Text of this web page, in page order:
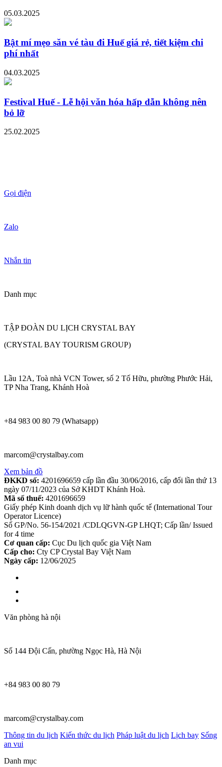
05.03.2025
Bật mí mẹo săn vé tàu đi Huế giá rẻ, tiết kiệm chi
phí nhất
04.03.2025
Festival Huế - Lễ hội văn hóa hấp dẫn không nên
bỏ lỡ
25.02.2025
Gọi điện
Zalo
Nhắn tin
Danh mục
TẬP ĐOÀN DU LỊCH CRYSTAL BAY
(CRYSTAL BAY TOURISM GROUP)
Lầu 12A, Toà nhà VCN Tower, số 2 Tố Hữu, phường Phước Hải,
TP Nha Trang, Khánh Hoà
+84 983 00 80 79 (Whatsapp)
marcom@crystalbay.com
Xem bản đồ
ĐKKD số: 4201696659 cấp lần đầu 30/06/2016, cấp đổi lần thứ 13
ngày 07/11/2023 của Sở KHDT Khánh Hoà.
Mã số thuế: 4201696659
Giấy phép Kinh doanh dịch vụ lữ hành quốc tế (International Tour
Operator Licence)
Số GP/No. 56-154/2021 /CDLQGVN-GP LHQT; Cấp lần/ Issued
for 4 time
Cơ quan cấp: Cục Du lịch quốc gia Việt Nam
Cấp cho: Cty CP Crystal Bay Việt Nam
Ngày cấp: 12/06/2025
Văn phòng hà nội
Số 144 Đội Cấn, phường Ngọc Hà, Hà Nội
+84 983 00 80 79
marcom@crystalbay.com
Thông tin du lịch Kiến thức du lịch Pháp luật du lịch Lịch bay Sống
an vui
Danh mục